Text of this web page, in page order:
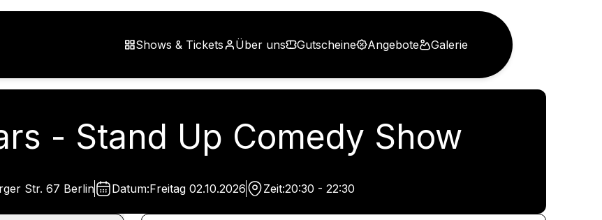
Shows & Tickets Über uns Gutscheine Angebote Galerie
- Stand Up Comedy Show
Str. 67 Berlin Datum:Freitag 02.10.2026 Zeit:20:30 - 22:30